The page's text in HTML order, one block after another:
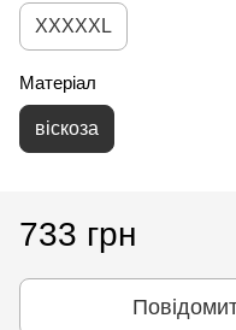
XXXXXL
Матеріал
віскоза
733 грн